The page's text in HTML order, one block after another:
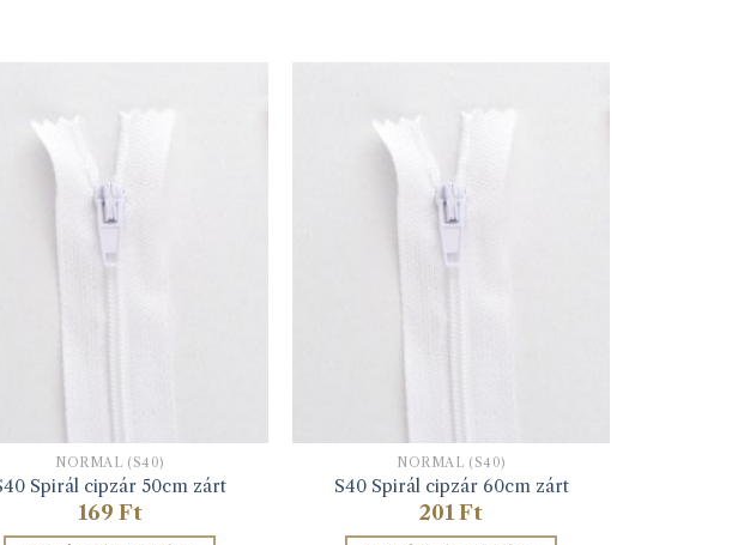
NORMÁL (S40)
Spirál cipzár 50cm zárt
169 Ft
NORMÁL (S40)
S40 Spirál cipzár 60cm zárt
201 Ft